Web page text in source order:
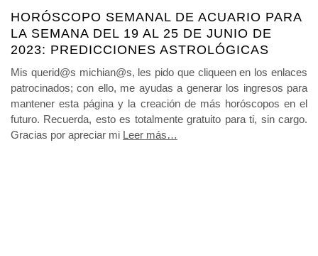
HORÓSCOPO SEMANAL DE ACUARIO PARA
LA SEMANA DEL 19 AL 25 DE JUNIO DE
2023: PREDICCIONES ASTROLÓGICAS
Mis querid@s michian@s, les pido que cliqueen en los enlaces
patrocinados; con ello, me ayudas a generar los ingresos para
mantener esta página y la creación de más horóscopos en el
futuro. Recuerda, esto es totalmente gratuito para ti, sin cargo.
Gracias por apreciar mi Leer más…